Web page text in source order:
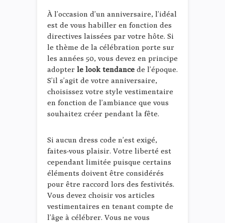
À l’occasion d’un anniversaire, l’idéal
est de vous habiller en fonction des
directives laissées par votre hôte. Si
le thème de la célébration porte sur
les années 50, vous devez en principe
adopter le look tendance de l’époque.
S’il s’agit de votre anniversaire,
choisissez votre style vestimentaire
en fonction de l’ambiance que vous
souhaitez créer pendant la fête.
Si aucun dress code n’est exigé,
faites-vous plaisir. Votre liberté est
cependant limitée puisque certains
éléments doivent être considérés
pour être raccord lors des festivités.
Vous devez choisir vos articles
vestimentaires en tenant compte de
l’âge à célébrer. Vous ne vous